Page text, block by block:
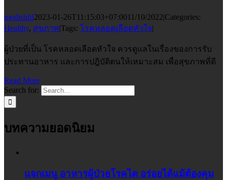
modishfd2023-01-26T11:15:03+07:0011/10/2022|Categories:
Healthy, สุขภาพ|Tags: โรคหลอดเลือดหัวใจ|
ผู้ป่วยที่เป็น โรคหลอดเลือดหัวใจ ควรดูแลในเรื่องของการรับ
ประทานอาหาร และการปฎิบัติตนให้เหมาะสม เพื่อสุขภาพที่ดี
Read More
Search for:
บทความยอดนิยม
แจกเมนู อาหารผู้ป่วยโรคไต อร่อยได้แม้ต้องคุม